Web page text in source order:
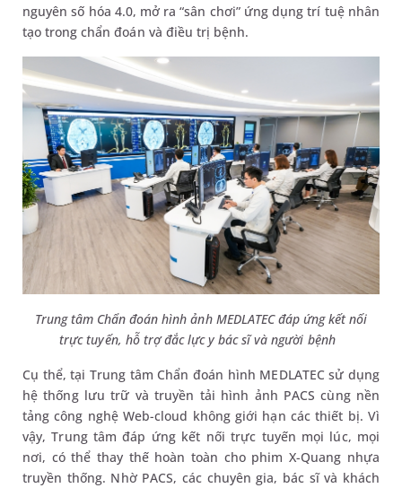
nguyên số hóa 4.0, mở ra “sân chơi” ứng dụng trí tuệ nhân
tạo trong chẩn đoán và điều trị bệnh.
Trung tâm Chẩn đoán hình ảnh MEDLATEC đáp ứng kết nối
trực tuyến, hỗ trợ đắc lực y bác sĩ và người bệnh
Cụ thể, tại Trung tâm Chẩn đoán hình MEDLATEC sử dụng
hệ thống lưu trữ và truyền tải hình ảnh PACS cùng nền
tảng công nghệ Web-cloud không giới hạn các thiết bị. Vì
vậy, Trung tâm đáp ứng kết nối trực tuyến mọi lúc, mọi
nơi, có thể thay thế hoàn toàn cho phim X-Quang nhựa
truyền thống. Nhờ PACS, các chuyên gia, bác sĩ và khách